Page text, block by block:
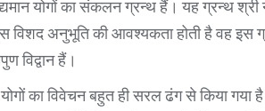
योगों का संकलन ग्रन्थ हैं। यह ग्रन्थ श्री
विशद अनुभूति की आवश्यकता होती है वह इस
विद्वान हैं।
का विवेचन बहुत ही सरल ढंग से किया गया